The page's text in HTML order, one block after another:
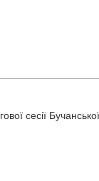
сесії